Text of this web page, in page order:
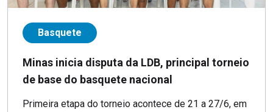
Basquete
Minas inicia disputa da LDB, principal torneio
de base do basquete nacional
Primeira etapa do torneio acontece de 21 a 27/6, em